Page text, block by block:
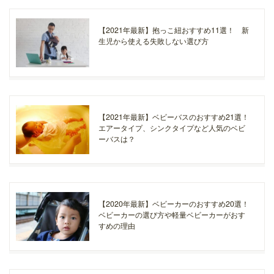
【2021年最新】抱っこ紐おすすめ11選！ 新
生児から使える失敗しない選び方
【2021年最新】ベビーバスのおすすめ21選！
エアータイプ、シンクタイプなど人気のベビ
ーバスは？
【2020年最新】ベビーカーのおすすめ20選！
ベビーカーの選び方や軽量ベビーカーがおす
すめの理由